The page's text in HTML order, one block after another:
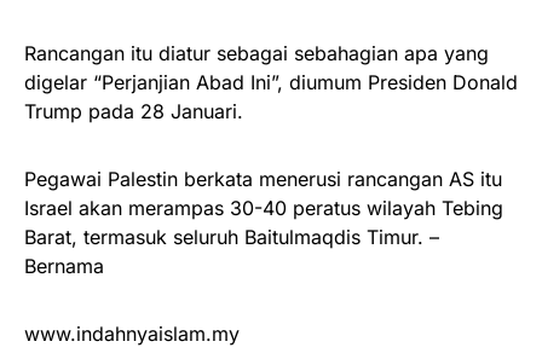
Rancangan itu diatur sebagai sebahagian apa yang
digelar “Perjanjian Abad Ini”, diumum Presiden Donald
Trump pada 28 Januari.
Pegawai Palestin berkata menerusi rancangan AS itu
Israel akan merampas 30-40 peratus wilayah Tebing
Barat, termasuk seluruh Baitulmaqdis Timur. –
Bernama
www.indahnyaislam.my